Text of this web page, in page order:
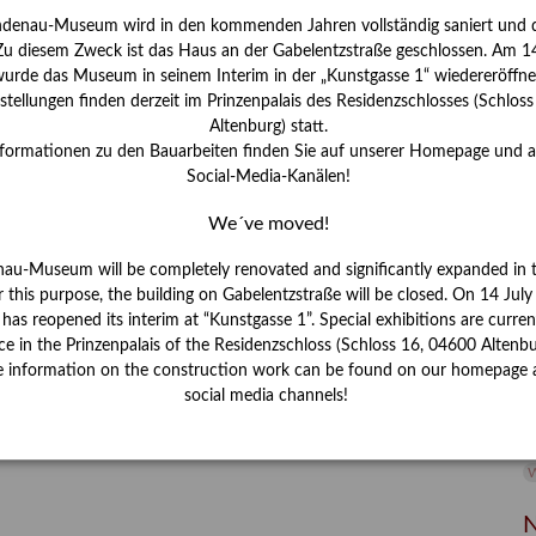
Museum wird in den kommenden Jahren vollständig saniert und
diesem Zweck ist das Haus an der Gabelentzstraße geschlossen. Am
das Museum in seinem Interim in der „Kunstgasse 1“
finden derzeit im Prinzenpalais des Residenzschlosses
Altenburg) statt.
zu den Bauarbeiten finden Sie auf unserer Homepage und
Social-Media-Kanälen!
We´ve moved!
Museum will be completely renovated and significantly expanded in
this purpose, the building on Gabelentzstraße will be closed. On 14
reopened its interim at “Kunstgasse 1”. Special exhibitions are
in the Prinzenpalais of the Residenzschloss (Schloss 16, 04600
information on the construction work can be found on our homepage
social media channels!